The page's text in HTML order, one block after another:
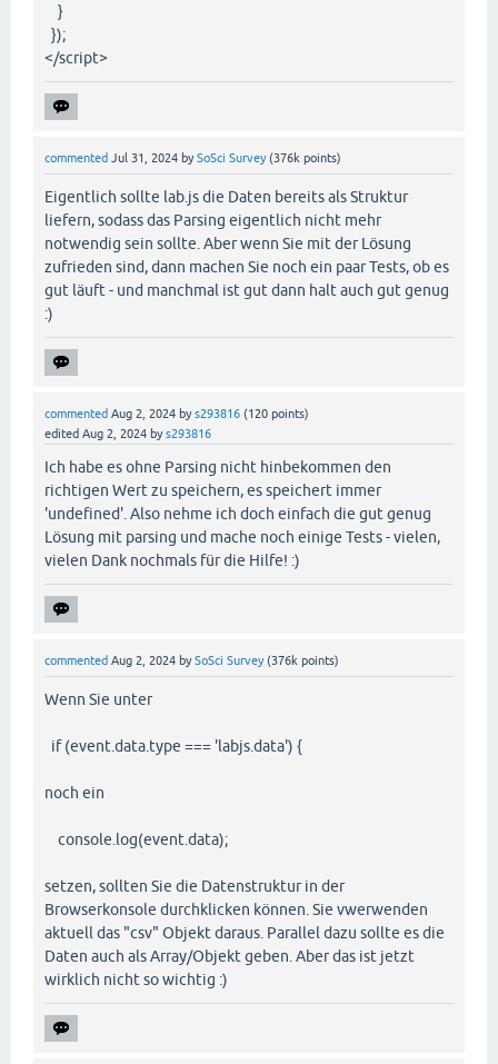
}
});
</script>
commented Jul 31, 2024 bySoSci Survey (376k points)
Eigentlich sollte lab.js die Daten bereits als Struktur
liefern, sodass das Parsing eigentlich nicht mehr
notwendig sein sollte. Aber wenn Sie mit der Lösung
zufrieden sind, dann machen Sie noch ein paar Tests, ob es
gut läuft - und manchmal ist gut dann halt auch gut genug
:)
commented Aug 2, 2024 bys293816 (120 points)
edited Aug 2, 2024 bys293816
Ich habe es ohne Parsing nicht hinbekommen den
richtigen Wert zu speichern, es speichert immer
'undefined'. Also nehme ich doch einfach die gut genug
Lösung mit parsing und mache noch einige Tests - vielen,
vielen Dank nochmals für die Hilfe! :)
commented Aug 2, 2024 bySoSci Survey (376k points)
Wenn Sie unter
if (event.data.type === 'labjs.data') {
noch ein
console.log(event.data);
setzen, sollten Sie die Datenstruktur in der
Browserkonsole durchklicken können. Sie vwerwenden
aktuell das "csv" Objekt daraus. Parallel dazu sollte es die
Daten auch als Array/Objekt geben. Aber das ist jetzt
wirklich nicht so wichtig :)